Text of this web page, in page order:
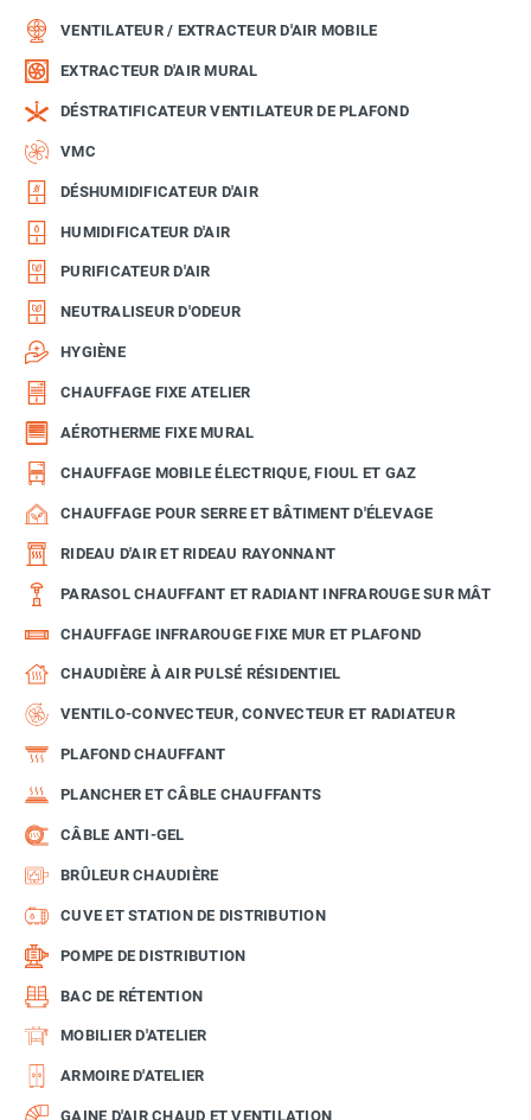
VENTILATEUR / EXTRACTEUR D'AIR MOBILE
EXTRACTEUR D'AIR MURAL
DÉSTRATIFICATEUR VENTILATEUR DE PLAFOND
VMC
DÉSHUMIDIFICATEUR D'AIR
HUMIDIFICATEUR D'AIR
PURIFICATEUR D'AIR
NEUTRALISEUR D'ODEUR
HYGIÈNE
CHAUFFAGE FIXE ATELIER
AÉROTHERME FIXE MURAL
CHAUFFAGE MOBILE ÉLECTRIQUE, FIOUL ET GAZ
CHAUFFAGE POUR SERRE ET BÂTIMENT D'ÉLEVAGE
RIDEAU D'AIR ET RIDEAU RAYONNANT
PARASOL CHAUFFANT ET RADIANT INFRAROUGE SUR MÂT
CHAUFFAGE INFRAROUGE FIXE MUR ET PLAFOND
CHAUDIÈRE À AIR PULSÉ RÉSIDENTIEL
VENTILO-CONVECTEUR, CONVECTEUR ET RADIATEUR
PLAFOND CHAUFFANT
PLANCHER ET CÂBLE CHAUFFANTS
CÂBLE ANTI-GEL
BRÛLEUR CHAUDIÈRE
CUVE ET STATION DE DISTRIBUTION
POMPE DE DISTRIBUTION
BAC DE RÉTENTION
MOBILIER D'ATELIER
ARMOIRE D'ATELIER
GAINE D'AIR CHAUD ET VENTILATION